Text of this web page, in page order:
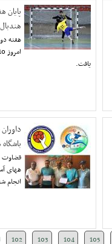
هفته
یافت.
قضاوت
ههای
انجام
102 103 104 105